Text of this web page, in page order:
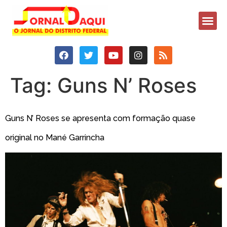
Tag: Guns N’ Roses
Guns N’ Roses se apresenta com formação quase
original no Mané Garrincha